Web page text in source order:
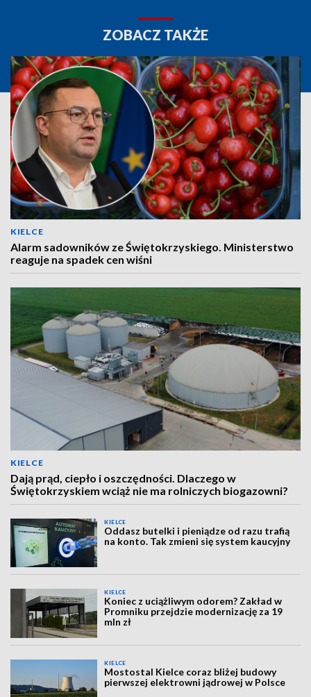
ZOBACZ TAKŻE
KIELCE
Alarm sadowników ze Świętokrzyskiego. Ministerstwo
reaguje na spadek cen wiśni
KIELCE
Dają prąd, ciepło i oszczędności. Dlaczego w
Świętokrzyskiem wciąż nie ma rolniczych biogazowni?
KIELCE
Oddasz butelki i pieniądze od razu trafią
na konto. Tak zmieni się system kaucyjny
KIELCE
Koniec z uciążliwym odorem? Zakład w
Promniku przejdzie modernizację za 19
mln zł
KIELCE
Mostostal Kielce coraz bliżej budowy
pierwszej elektrowni jądrowej w Polsce